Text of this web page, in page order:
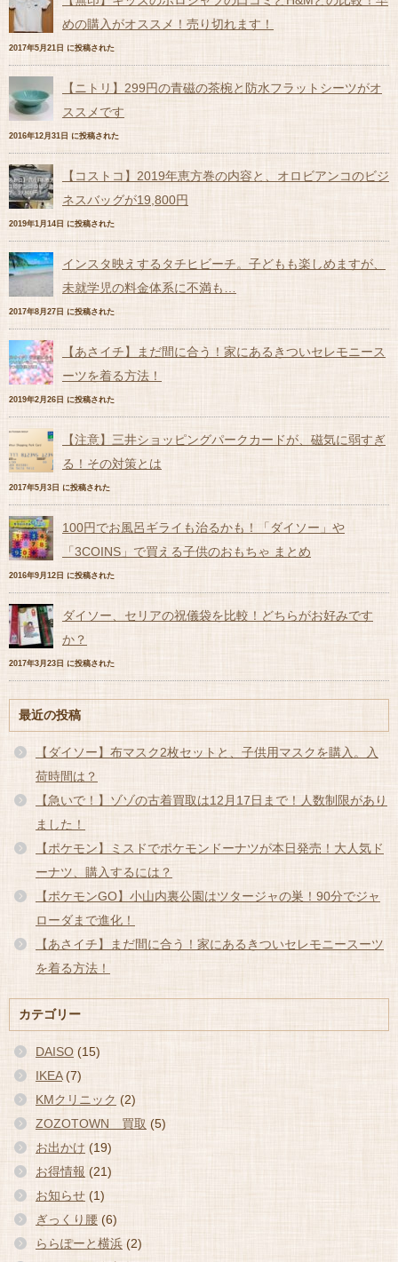
めの購入がオススメ！売り切れます！
2017年5月21日 に投稿された
【ニトリ】299円の青磁の茶椀と防水フラットシーツがオ
ススメです
2016年12月31日 に投稿された
【コストコ】2019年恵方巻の内容と、オロビアンコのビジ
ネスバッグが19,800円
2019年1月14日 に投稿された
インスタ映えするタチヒビーチ。子どもも楽しめますが、
未就学児の料金体系に不満も…
2017年8月27日 に投稿された
【あさイチ】まだ間に合う！家にあるきついセレモニース
ーツを着る方法！
2019年2月26日 に投稿された
【注意】三井ショッピングパークカードが、磁気に弱すぎ
る！その対策とは
2017年5月3日 に投稿された
100円でお風呂ギライも治るかも！「ダイソー」や
「3COINS」で買える子供のおもちゃ まとめ
2016年9月12日 に投稿された
ダイソー、セリアの祝儀袋を比較！どちらがお好みです
か？
2017年3月23日 に投稿された
最近の投稿
【ダイソー】布マスク2枚セットと、子供用マスクを購入。入
荷時間は？
【急いで！】ゾゾの古着買取は12月17日まで！人数制限があり
ました！
【ポケモン】ミスドでポケモンドーナツが本日発売！大人気ド
ーナツ、購入するには？
【ポケモンGO】小山内裏公園はツタージャの巣！90分でジャ
ローダまで進化！
【あさイチ】まだ間に合う！家にあるきついセレモニースーツ
を着る方法！
カテゴリー
DAISO (15)
IKEA(7)
KMクリニック (2)
ZOZOTOWN 買取 (5)
お出かけ (19)
お得情報 (21)
お知らせ (1)
ぎっくり腰 (6)
ららぽーと横浜 (2)